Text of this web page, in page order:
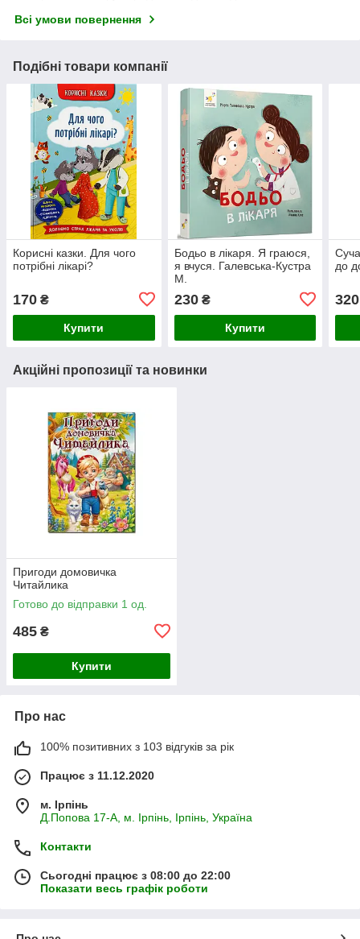
Всі умови повернення
Подібні товари компанії
Корисні казки. Для чого
потрібні лікарі?
170 ₴
Купити
Бодьо в лікаря. Я граюся,
я вчуся. Галевська-Кустра
М.
230₴
Купити
до
320
Акційні пропозиції та новинки
Пригоди домовичка
Читайлика
Готово до відправки 1 од.
485 ₴
Купити
Про нас
100% позитивних з 103 відгуків за рік
Працює з 11.12.2020
м. Ірпінь
Д.Попова 17-А, м. Ірпінь, Ірпінь, Україна
Контакти
Сьогодні працює з 08:00 до 22:00
Показати весь графік роботи